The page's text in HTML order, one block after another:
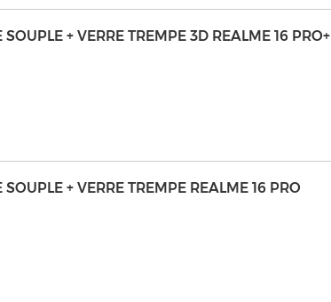
+ VERRE TREMPE 3D REALME 16 PRO+
+ VERRE TREMPE REALME 16 PRO